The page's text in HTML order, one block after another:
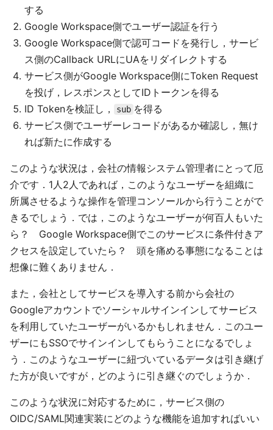
する
Google Workspace側でユーザー認証を行う
Google Workspace側で認可コードを発行し，サービ
ス側のCallback URLにUAをリダイレクトする
サービス側がGoogle Workspace側にToken Request
を投げ，レスポンスとしてIDトークンを得る
ID Tokenを検証し，
sub を得る
サービス側でユーザーレコードがあるか確認し，無け
れば新たに作成する
このような状況は，会社の情報システム管理者にとって厄
介です．1人2人であれば，このようなユーザーを組織に
所属させるような操作を管理コンソールから行うことがで
きるでしょう．では，このようなユーザーが何百人もいた
ら？ Google Workspace側でこのサービスに条件付きア
クセスを設定していたら？ 頭を痛める事態になることは
想像に難くありません．
また，会社としてサービスを導入する前から会社の
Googleアカウントでソーシャルサインインしてサービス
を利用していたユーザーがいるかもしれません．このユー
ザーにもSSOでサインインしてもらうことになるでしょ
う．このようなユーザーに紐づいているデータは引き継げ
た方が良いですが，どのように引き継ぐのでしょうか．
このような状況に対応するために，サービス側の
OIDC/SAML関連実装にどのような機能を追加すればいい